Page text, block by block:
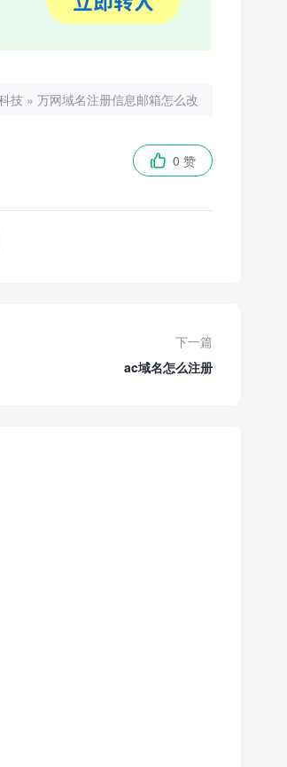
技 » 万网域名注册信息邮箱怎么改
 0 赞
下一篇
ac域名怎么注册